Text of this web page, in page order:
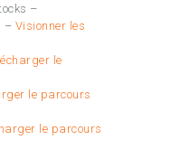
–
– Visionner les
le
le parcours
le parcours